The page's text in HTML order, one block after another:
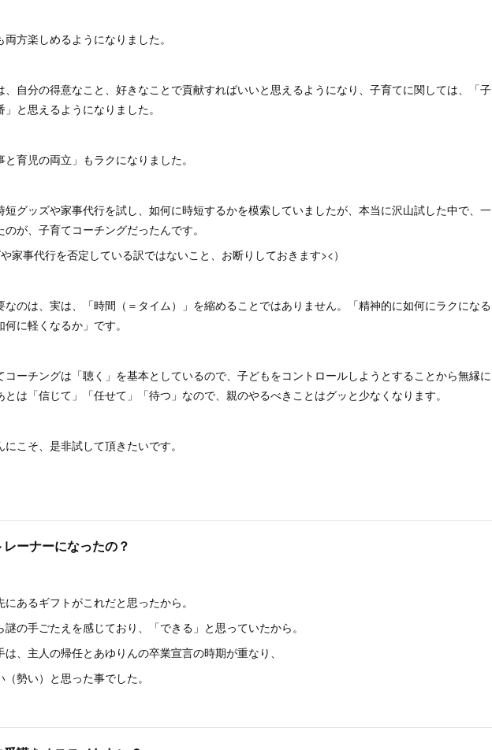
方楽しめるようになりました。
、自分の得意なこと、好きなことで貢献すればいいと思えるようになり、子育てに関しては、「子
と思えるようになりました。
育児の両立」もラクになりました。
短グッズや家事代行を試し、如何に時短するかを模索していましたが、本当に沢山試した中で、一
が、子育てコーチングだったんです。
や家事代行を否定している訳ではないこと、お断りしておきます><）
なのは、実は、「時間（＝タイム）」を縮めることではありません。「精神的に如何にラクになる
に軽くなるか」です。
コーチングは「聴く」を基本としているので、子どもをコントロールしようとすることから無縁に
とは「信じて」「任せて」「待つ」なので、親のやるべきことはグッと少なくなります。
こそ、是非試して頂きたいです。
ーナーになったの？
あるギフトがこれだと思ったから。
の手ごたえを感じており、「できる」と思っていたから。
、主人の帰任とあゆりんの卒業宣言の時期が重なり、
勢い）と思った事でした。